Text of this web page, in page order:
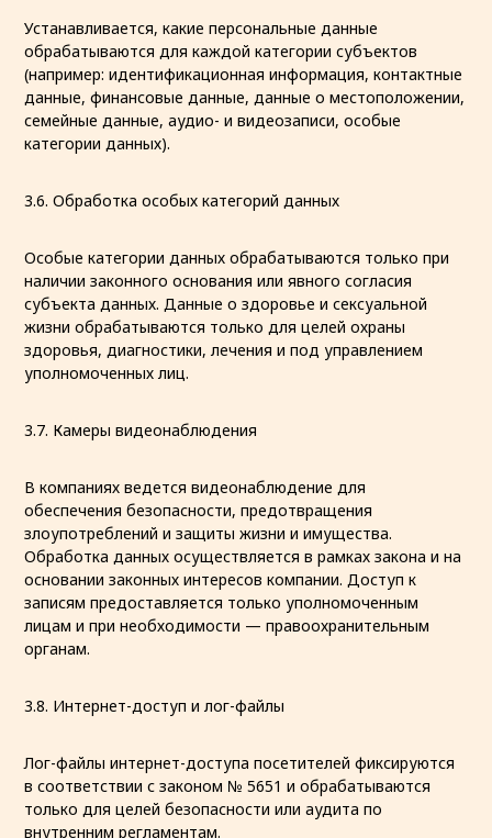
Устанавливается, какие персональные данные
обрабатываются для каждой категории субъектов
(например: идентификационная информация, контактные
данные, финансовые данные, данные о местоположении,
семейные данные, аудио- и видеозаписи, особые
категории данных).
3.6. Обработка особых категорий данных
Особые категории данных обрабатываются только при
наличии законного основания или явного согласия
субъекта данных. Данные о здоровье и сексуальной
жизни обрабатываются только для целей охраны
здоровья, диагностики, лечения и под управлением
уполномоченных лиц.
3.7. Камеры видеонаблюдения
В компаниях ведется видеонаблюдение для
обеспечения безопасности, предотвращения
злоупотреблений и защиты жизни и имущества.
Обработка данных осуществляется в рамках закона и на
основании законных интересов компании. Доступ к
записям предоставляется только уполномоченным
лицам и при необходимости — правоохранительным
органам.
3.8. Интернет-доступ и лог-файлы
Лог-файлы интернет-доступа посетителей фиксируются
в соответствии с законом № 5651 и обрабатываются
только для целей безопасности или аудита по
внутренним регламентам.